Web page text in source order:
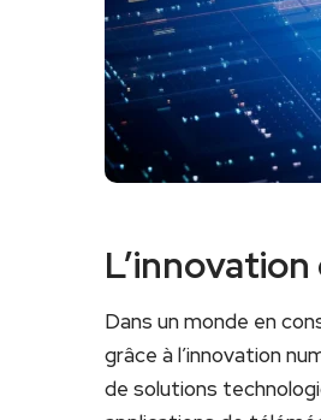
Dans un monde en
grâce ​à l’innovation
de solutions